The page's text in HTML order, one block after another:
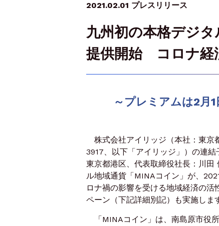
2021.02.01 プレスリリース
九州初の本格デジ
提供開始 コロナ経
～プレミアムは2月
株式会社アイリッジ（本社：東京
3917、以下「アイリッジ」）の連
東京都港区、代表取締役社長：川
ル地域通貨「MINAコイン」が、
ロナ禍の影響を受ける地域経済の
ペーン（下記詳細別記）も実施しま
「MINAコイン」は、南島原市役